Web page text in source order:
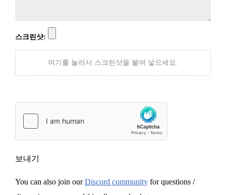
스크린샷:
여기를 눌러서 스크린샷을 붙여 넣으세요.
보내기
You can also join ourDiscord community for questions /